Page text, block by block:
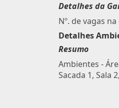
Detalhes da
Nº. de vagas
Detalhes
Resumo
Ambientes -
Sacada 1, Sala